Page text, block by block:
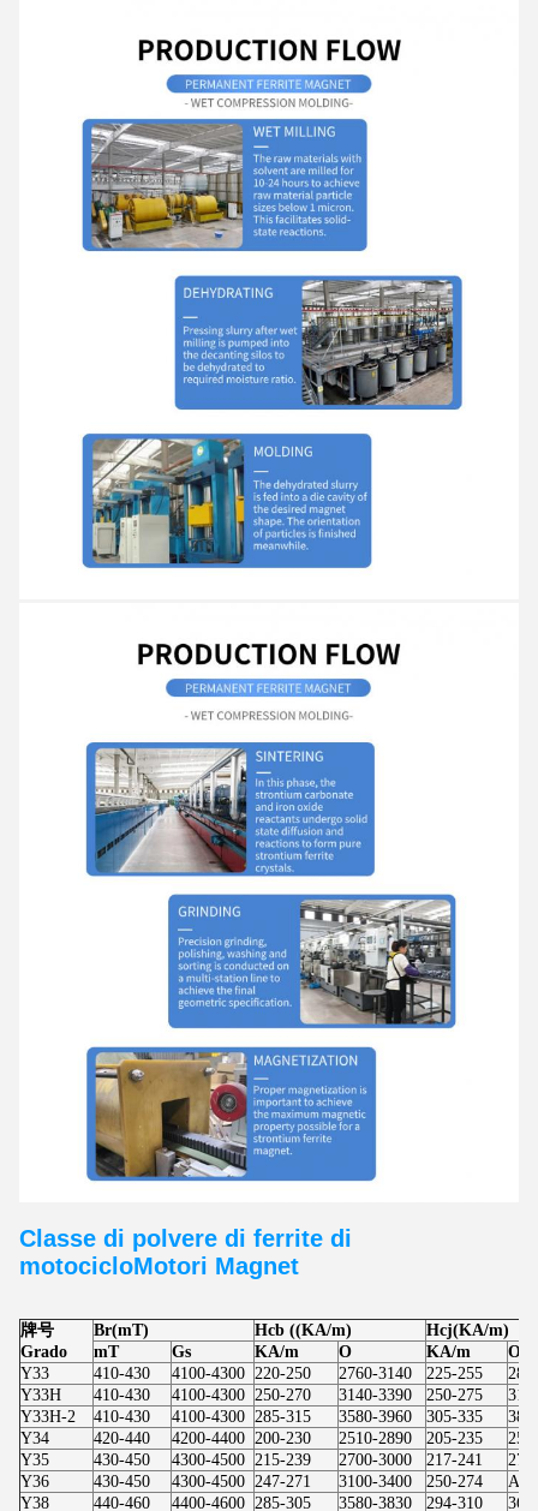
Classe di polvere di ferrite di
motocicloMotori Magnet
牌号
Grado
Br(mT) Hcb ((KA/m)
Hcj(KA/m)
mT
Gs KA/m O KA/m
O
Y33
410-430 4100-4300 220-250 2760-3140 225-255
Y33H
410-430 4100-4300 250-270 3140-3390 250-275
Y33H-2
410-430 4100-4300 285-315 3580-3960 305-335
Y34
420-440 4200-4400 200-230 2510-2890 205-235
Y35
430-450 4300-4500 215-239 2700-3000 217-241
Y36
430-450 4300-4500 247-271 3100-3400 250-274
Y38
440-460 4400-4600 285-305 3580-3830 294-310